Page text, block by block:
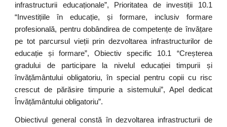
infrastructurii educaționale”, Prioritatea de investiții 10.1
“Investițiile în educație, și formare, inclusiv formare
profesională, pentru dobândirea de competențe de învățare
pe tot parcursul vieții prin dezvoltarea infrastructurilor de
educație și formare”, Obiectiv specific 10.1 “Creșterea
gradului de participare la nivelul educației timpurii și
învățământului obligatoriu, în special pentru copii cu risc
crescut de părăsire timpurie a sistemului”, Apel dedicat
Învățământului obligatoriu”.
Obiectivul general constă în dezvoltarea infrastructurii de